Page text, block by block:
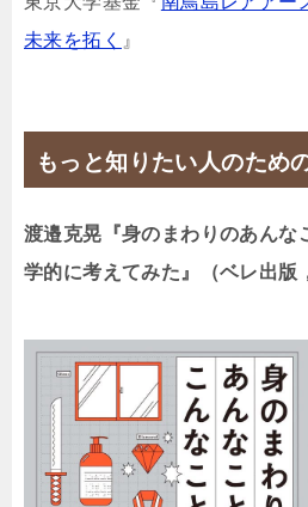
未来を拓く 』
もっと知りたい人のため
渡邉克晃『身のまわりのあんな
学的に考えてみた』（ベレ出版